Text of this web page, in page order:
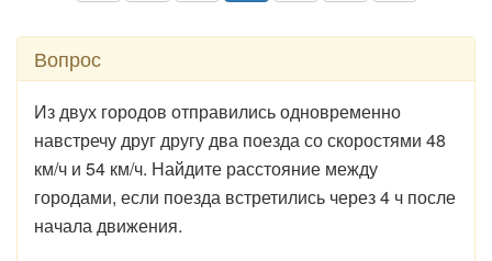
Вопрос
Из двух городов отправились одновременно
навстречу друг другу два поезда со скоростями 48
км/ч и 54 км/ч. Найдите расстояние между
городами, если поезда встретились через 4 ч после
начала движения.